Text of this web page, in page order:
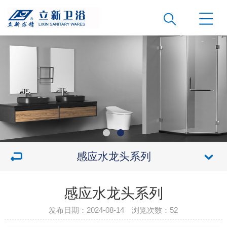
感应水龙头系列
感应水龙头系列
发布日期：2024-08-14 浏览次数： 52